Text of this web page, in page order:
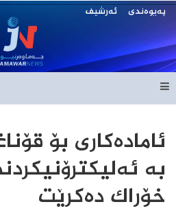
پەیوەندی ئەرشیف
ئامادەكاری بۆ
بە
خۆراك دەكرێت